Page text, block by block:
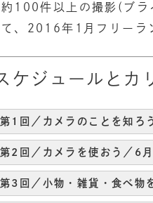
100件以上の撮影(ブラ
て、2016年1月フリー
ケジュールとカ
第1回／カメラのことを知ろ
第2回／カメラを使おう／6
第3回／小物・雑貨・食べ物